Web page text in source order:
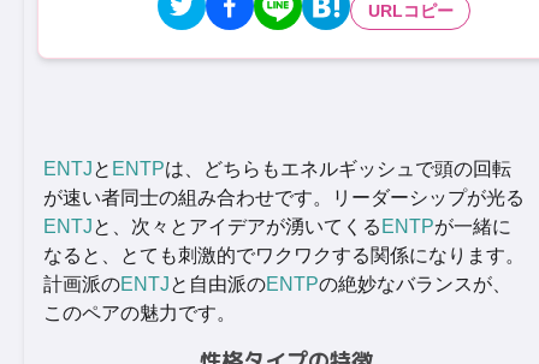
URLコピー
ENTJと ENTPは、どちらもエネルギッシュで頭の回転
が速い者同士の組み合わせです。リーダーシップが光る
ENTJと、次々とアイデアが湧いてくる ENTPが一緒に
なると、とても刺激的でワクワクする関係になります。
計画派のENTJと自由派のENTPの絶妙なバランスが、
このペアの魅力です。